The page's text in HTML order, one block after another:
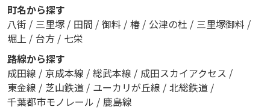
町名から探す
八街 / 三里塚 / 田間 / 御料 / 椿 / 公津の杜 / 三里塚御料 /
堀上 / 台方 / 七栄
路線から探す
成田線 / 京成本線 / 総武本線 / 成田スカイアクセス /
東金線 / 芝山鉄道 / ユーカリが丘線 / 北総鉄道 /
千葉都市モノレール / 鹿島線